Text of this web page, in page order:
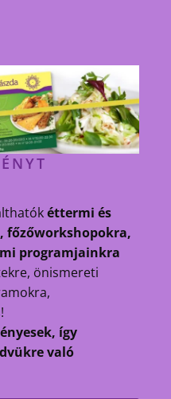
éttermi és
főzőworkshopokra,
programjainkra
önismereti
így
való